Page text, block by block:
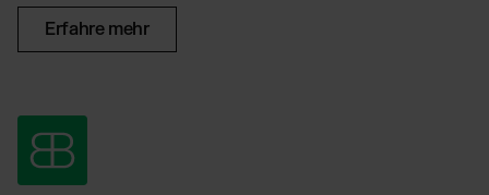
Erfahre mehr